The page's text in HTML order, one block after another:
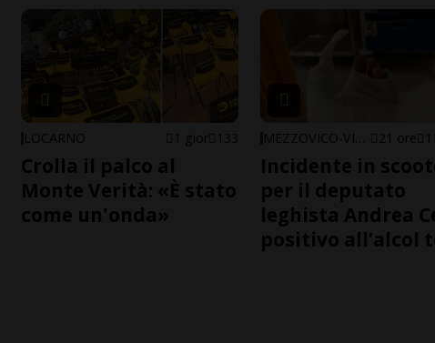
LOCARNO 1 gior 133
Crolla il palco al
Monte Verità: «È stato
come un'onda»
21 ore
Incidente in
per il deputato
leghista Andrea
positivo all’alcol